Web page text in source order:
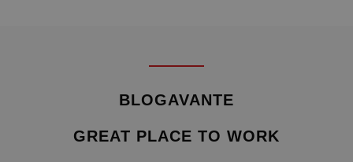
BLOGAVANTE
GREAT PLACE TO WORK